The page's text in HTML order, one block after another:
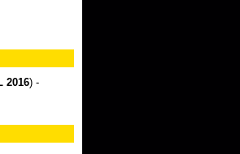
2016) -